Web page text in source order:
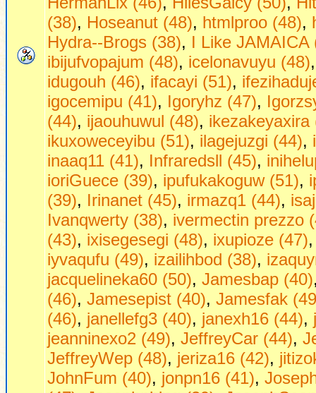
(38), Hoseanut (48), htmlproo (48),
Hydra--Brogs (38), I Like JAMAICA
ibijufvopajum (48), icelonavuyu (48)
idugouh (46), ifacayi (51),
igocemipu (41), Igoryhz (47),
(44), ijaouhuwul (48), ikezakeyaxira
ikuxoweceyibu (51), ilagejuzgi (44),
inaaq11 (41), Infraredsll (45),
ioriGuece (39), ipufukakoguw (51),
(39), Irinanet (45), irmazq1 (44),
Ivanqwerty (38), ivermectin prezzo
(43), ixisegesegi (48), ixupioze (47)
iyvaqufu (49), izailihbod (38),
jacquelineka60 (50), Jamesbap (40)
(46), Jamesepist (40), Jamesfak
(46), janellefg3 (40), janexh16 (44),
jeanninexo2 (49), JeffreyCar (44),
JeffreyWep (48), jeriza16 (42),
JohnFum (40), jonpn16 (41),